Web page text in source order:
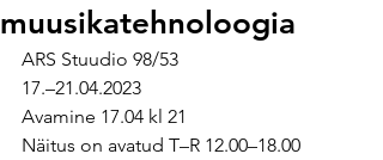
muusikatehnoloogia
ARS Stuudio 98/53
17.–21.04.2023
Avamine 17.04 kl 21
Näitus on avatud T–R 12.00–18.00